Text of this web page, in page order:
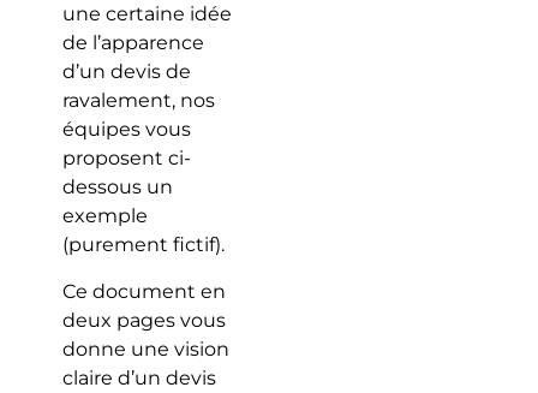
une certaine idée
de l’apparence
d’un devis de
ravalement, nos
équipes vous
proposent ci-
dessous un
exemple
(purement fictif).
Ce document en
deux pages vous
donne une vision
claire d’un devis